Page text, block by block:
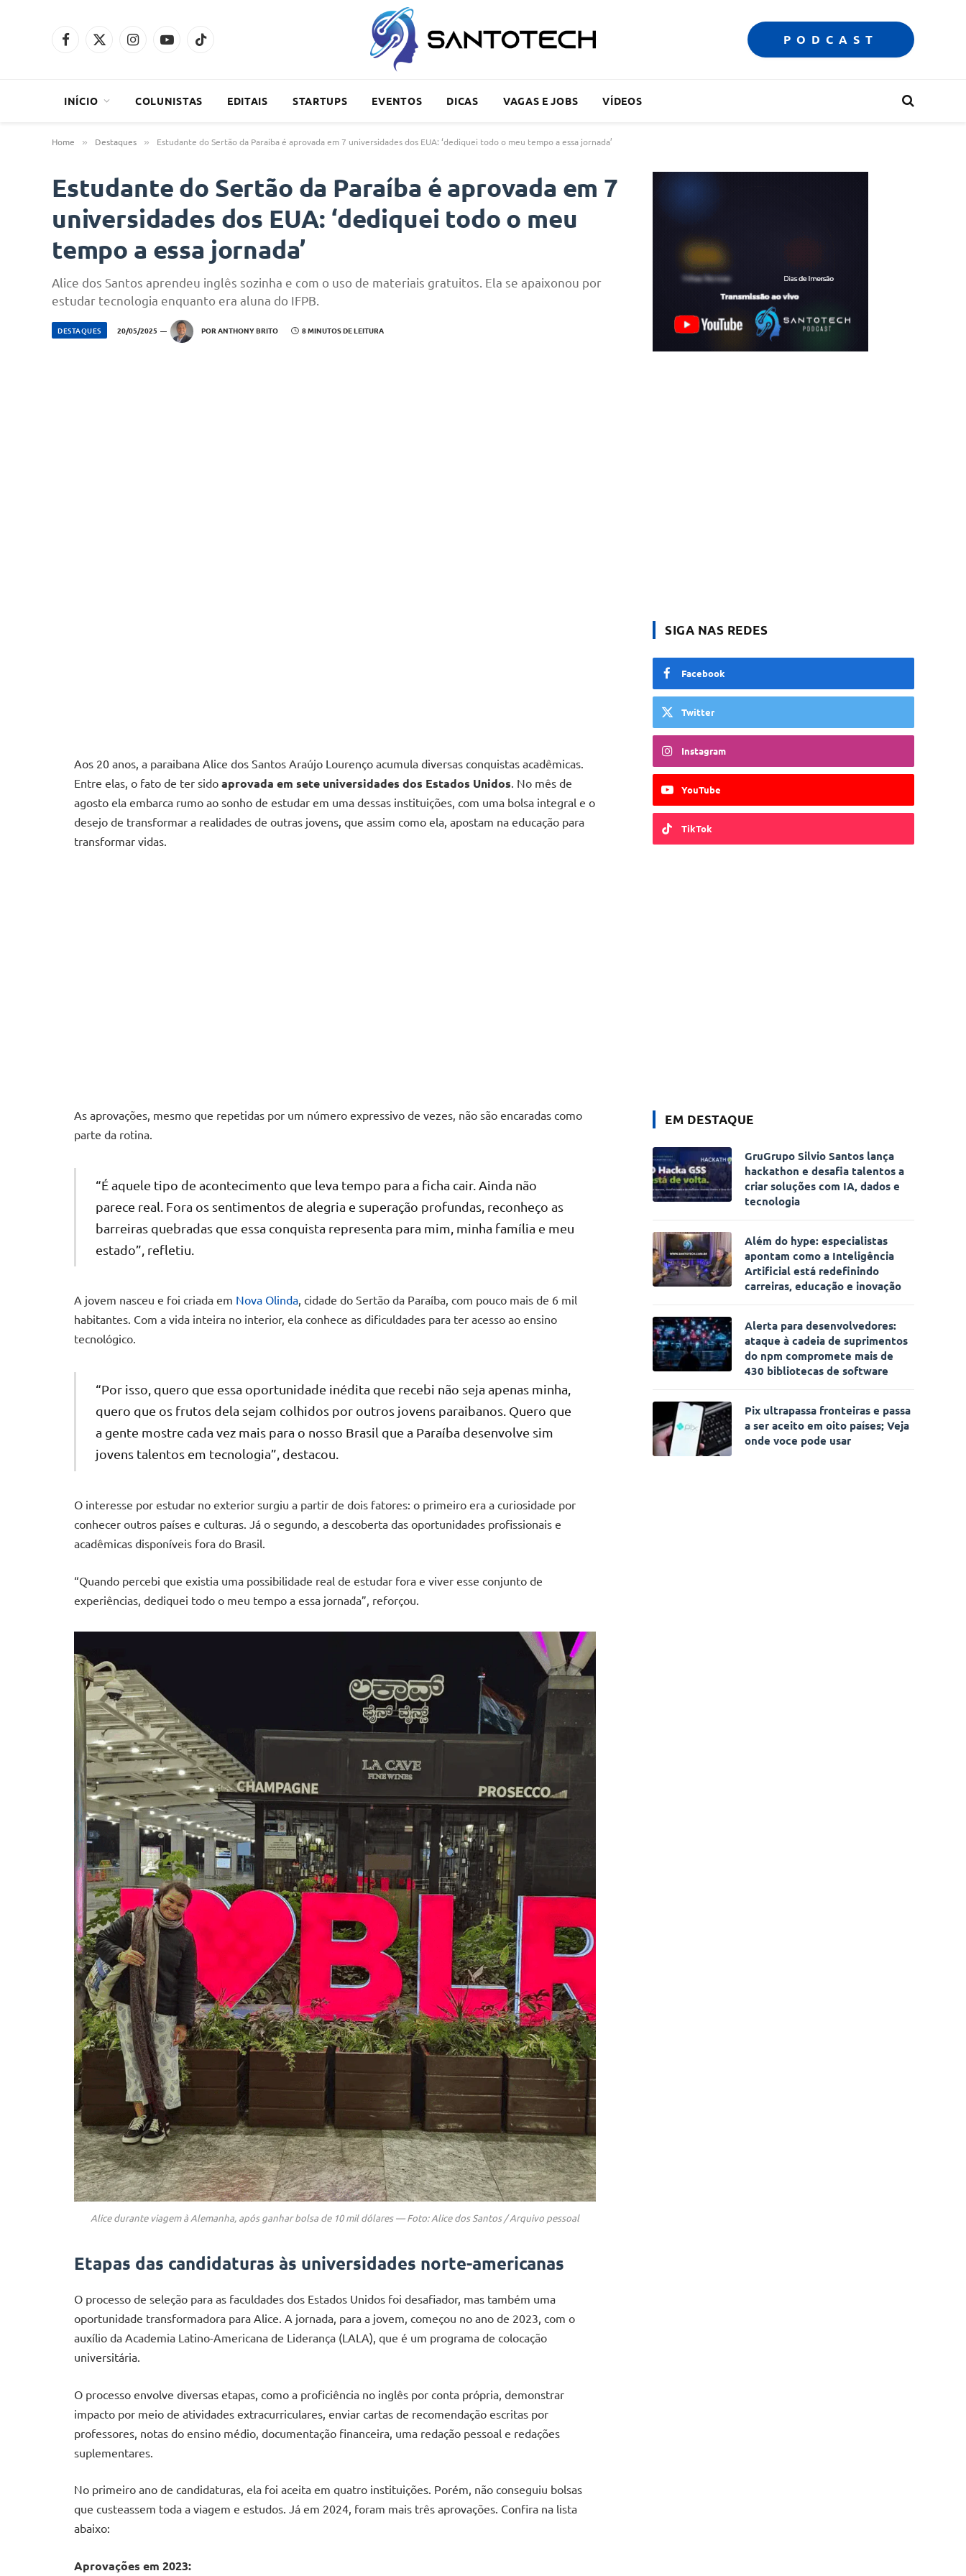
Facebook
X
InstagramYouTubeTikTok PODCAST
INÍCIO COLUNISTAS EDITAIS STARTUPS EVENTOS DICAS VAGAS E JOBS VÍDEOS
Home » Destaques » Estudante do Sertão da Paraíba é aprovada em 7 universidades dos EUA: ‘dediquei todo o meu tempo a essa jornada’
Estudante do Sertão da Paraíba é aprovada em 7
universidades dos EUA: ‘dediquei todo o meu
tempo a essa jornada’
Alice dos Santos aprendeu inglês sozinha e com o uso de materiais gratuitos. Ela se apaixonou por
estudar tecnologia enquanto era aluna do IFPB.
DESTAQUES 20/05/2025 POR ANTHONY BRITO 8 MINUTOS DE LEITURA
Aos 20 anos, a paraibana Alice dos Santos Araújo Lourenço acumula diversas conquistas acadêmicas.
Entre elas, o fato de ter sido aprovada em sete universidades dos Estados Unidos. No mês de
agosto ela embarca rumo ao sonho de estudar em uma dessas instituições, com uma bolsa integral e o
desejo de transformar a realidades de outras jovens, que assim como ela, apostam na educação para
transformar vidas.
As aprovações, mesmo que repetidas por um número expressivo de vezes, não são encaradas como
parte da rotina.
“É aquele tipo de acontecimento que leva tempo para a ficha cair. Ainda não
parece real. Fora os sentimentos de alegria e superação profundas, reconheço as
barreiras quebradas que essa conquista representa para mim, minha família e meu
estado”, refletiu.
A jovem nasceu e foi criada em Nova Olinda, cidade do Sertão da Paraíba, com pouco mais de 6 mil
habitantes. Com a vida inteira no interior, ela conhece as dificuldades para ter acesso ao ensino
tecnológico.
“Por isso, quero que essa oportunidade inédita que recebi não seja apenas minha,
quero que os frutos dela sejam colhidos por outros jovens paraibanos. Quero que
a gente mostre cada vez mais para o nosso Brasil que a Paraíba desenvolve sim
jovens talentos em tecnologia”, destacou.
O interesse por estudar no exterior surgiu a partir de dois fatores: o primeiro era a curiosidade por
conhecer outros países e culturas. Já o segundo, a descoberta das oportunidades profissionais e
acadêmicas disponíveis fora do Brasil.
“Quando percebi que existia uma possibilidade real de estudar fora e viver esse conjunto de
experiências, dediquei todo o meu tempo a essa jornada”, reforçou.
Alice durante viagem à Alemanha, após ganhar bolsa de 10 mil dólares — Foto: Alice dos Santos / Arquivo pessoal
Etapas das candidaturas às universidades norte-americanas
O processo de seleção para as faculdades dos Estados Unidos foi desafiador, mas também uma
oportunidade transformadora para Alice. A jornada, para a jovem, começou no ano de 2023, com o
auxílio da Academia Latino-Americana de Liderança (LALA), que é um programa de colocação
universitária.
O processo envolve diversas etapas, como a proficiência no inglês por conta própria, demonstrar
impacto por meio de atividades extracurriculares, enviar cartas de recomendação escritas por
professores, notas do ensino médio, documentação financeira, uma redação pessoal e redações
suplementares.
No primeiro ano de candidaturas, ela foi aceita em quatro instituições. Porém, não conseguiu bolsas
que custeassem toda a viagem e estudos. Já em 2024, foram mais três aprovações. Confira na lista
abaixo:
Aprovações em 2023:
SIGA NAS REDES
Facebook
Twitter
Instagram
YouTube
TikTok
EM DESTAQUE
GruGrupo Silvio Santos lança
hackathon e desafia talentos a
criar soluções com IA, dados e
tecnologia
Além do hype: especialistas
apontam como a Inteligência
Artificial está redefinindo
carreiras, educação e inovação
Alerta para desenvolvedores:
ataque à cadeia de suprimentos
do npm compromete mais de
430 bibliotecas de software
Pix ultrapassa fronteiras e passa
a ser aceito em oito países; Veja
onde voce pode usar